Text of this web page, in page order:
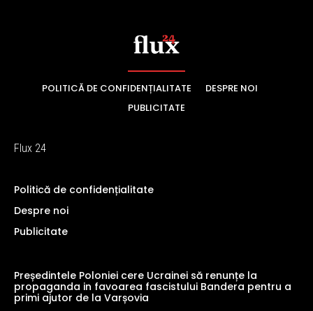
POLITICĂ DE CONFIDENȚIALITATE
DESPRE NOI
PUBLICITATE
Flux 24
Politică de confidențialitate
Despre noi
Publicitate
Președintele Poloniei cere Ucrainei să renunțe la
propaganda in favoarea fascistului Bandera pentru a
primi ajutor de la Varșovia